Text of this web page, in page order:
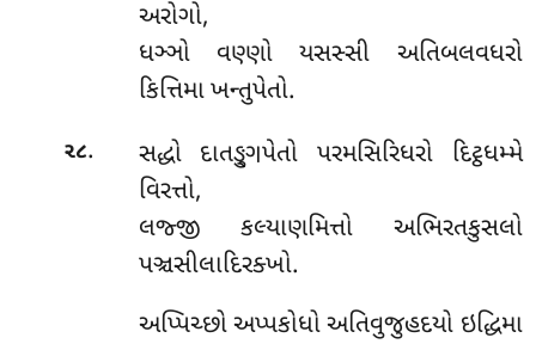
અરોગો,
ધઞ્ઞો વણ્ણો યસસ્સી અતિબલવધરો
કિત્તિમા ખન્તુપેતો.
૨૮. સદ્ધો દાતઙ્ગુપેતો પરમસિરિધરો દિટ્ઠધમ્મે
વિરત્તો,
લજ્જી કલ્યાણમિત્તો અભિરતકુસલો
પઞ્ચસીલાદિરક્ખો.
અપ્પિચ્છો અપ્પકોધો અતિવુજુહદયો ઇદ્ધિમા